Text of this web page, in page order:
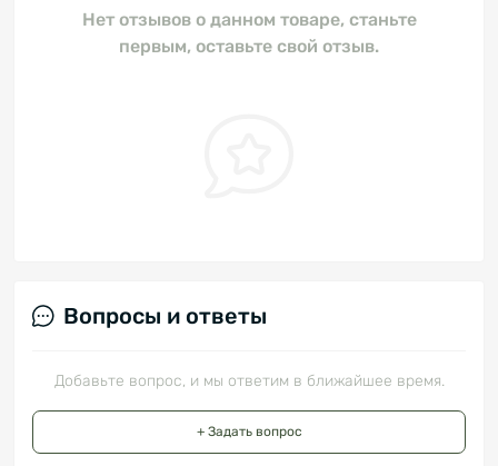
Нет отзывов о данном товаре, станьте
первым, оставьте свой отзыв.
Вопросы и ответы
Добавьте вопрос, и мы ответим в ближайшее время.
+ Задать вопрос